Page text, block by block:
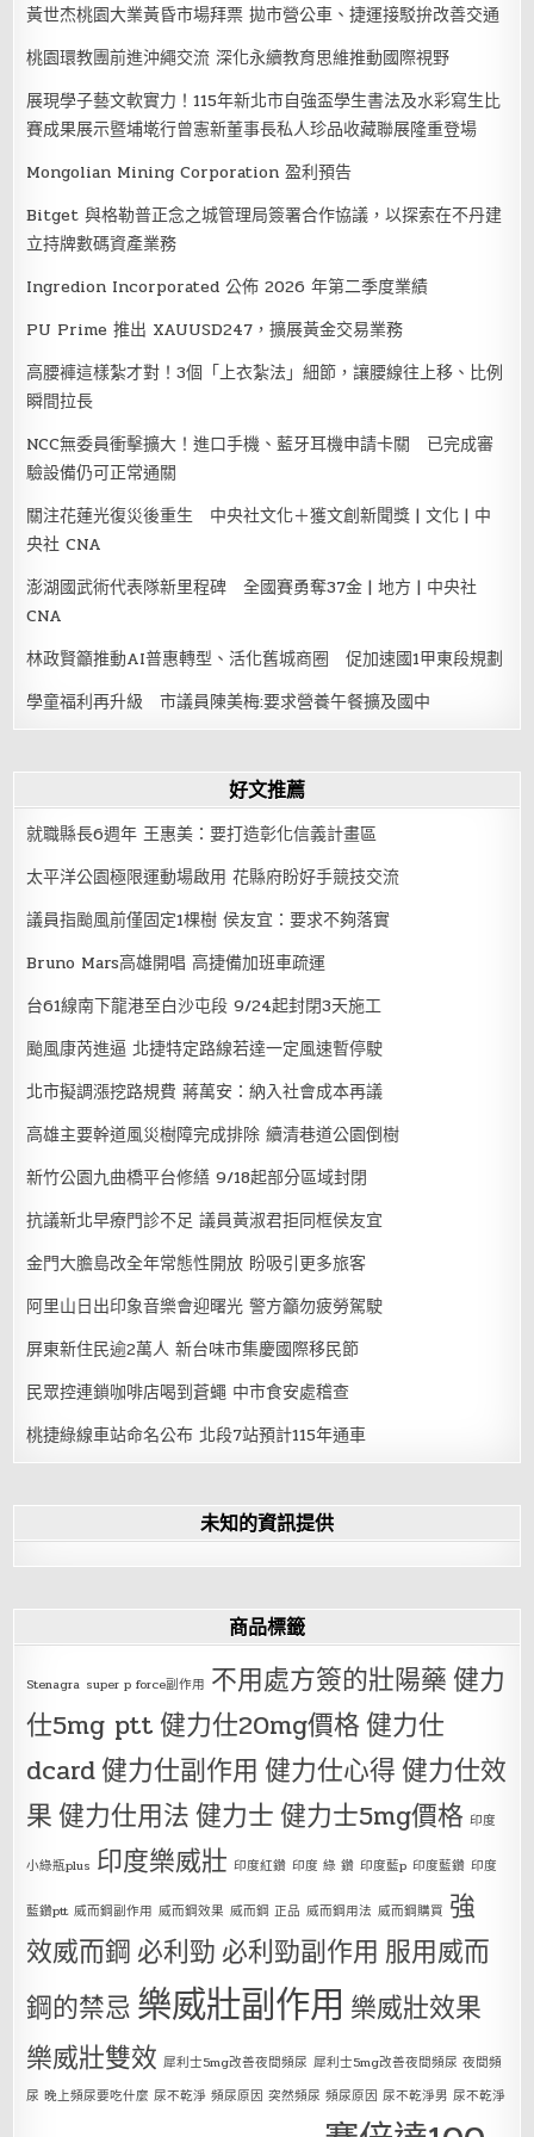
黃世杰桃園大業黃昏市場拜票 拋市營公車、捷運接駁拚改善交通
桃園環教團前進沖繩交流 深化永續教育思維推動國際視野
展現學子藝文軟實力！115年新北市自強盃學生書法及水彩寫生比
賽成果展示暨埔墘行曾憲新董事長私人珍品收藏聯展隆重登場
Mongolian Mining Corporation 盈利預告
Bitget 與格勒普正念之城管理局簽署合作協議，以探索在不丹建
立持牌數碼資產業務
Ingredion Incorporated 公佈 2026 年第二季度業績
PU Prime 推出 XAUUSD247，擴展黃金交易業務
高腰褲這樣紮才對！3個「上衣紮法」細節，讓腰線往上移、比例
瞬間拉長
NCC無委員衝擊擴大！進口手機、藍牙耳機申請卡關 已完成審
驗設備仍可正常通關
關注花蓮光復災後重生 中央社文化＋獲文創新聞獎 | 文化 | 中
央社 CNA
澎湖國武術代表隊新里程碑 全國賽勇奪37金 | 地方 | 中央社
CNA
林政賢籲推動AI普惠轉型、活化舊城商圈 促加速國1甲東段規劃
學童福利再升級 市議員陳美梅:要求營養午餐擴及國中
好文推薦
就職縣長6週年 王惠美：要打造彰化信義計畫區
太平洋公園極限運動場啟用 花縣府盼好手競技交流
議員指颱風前僅固定1棵樹 侯友宜：要求不夠落實
Bruno Mars高雄開唱 高捷備加班車疏運
台61線南下龍港至白沙屯段 9/24起封閉3天施工
颱風康芮進逼 北捷特定路線若達一定風速暫停駛
北市擬調漲挖路規費 蔣萬安：納入社會成本再議
高雄主要幹道風災樹障完成排除 續清巷道公園倒樹
新竹公園九曲橋平台修繕 9/18起部分區域封閉
抗議新北早療門診不足 議員黃淑君拒同框侯友宜
金門大膽島改全年常態性開放 盼吸引更多旅客
阿里山日出印象音樂會迎曙光 警方籲勿疲勞駕駛
屏東新住民逾2萬人 新台味市集慶國際移民節
民眾控連鎖咖啡店喝到蒼蠅 中市食安處稽查
桃捷綠線車站命名公布 北段7站預計115年通車
未知的資訊提供
商品標籤
Stenagra super p force副作用 不用處方簽的壯陽藥健力
仕5mg ptt健力仕20mg價格健力仕
dcard健力仕副作用 健力仕心得健力仕效
果健力仕用法健力士健力士5mg價格 印度
小綠瓶plus 印度樂威壯 印度紅鑽 印度 綠 鑽 印度藍p 印度藍鑽 印度
藍鑽ptt 威而鋼副作用 威而鋼效果 威而鋼 正品 威而鋼用法 威而鋼購買 強
效威而鋼 必利勁 必利勁副作用 服用威而
鋼的禁忌 樂威壯副作用 樂威壯效果
樂威壯雙效 犀利士5mg改善夜間頻尿 犀利士5mg改善夜間頻尿 夜間頻
尿 晚上頻尿要吃什麼 尿不乾淨 頻尿原因 突然頻尿 頻尿原因 尿不乾淨男 尿不乾淨